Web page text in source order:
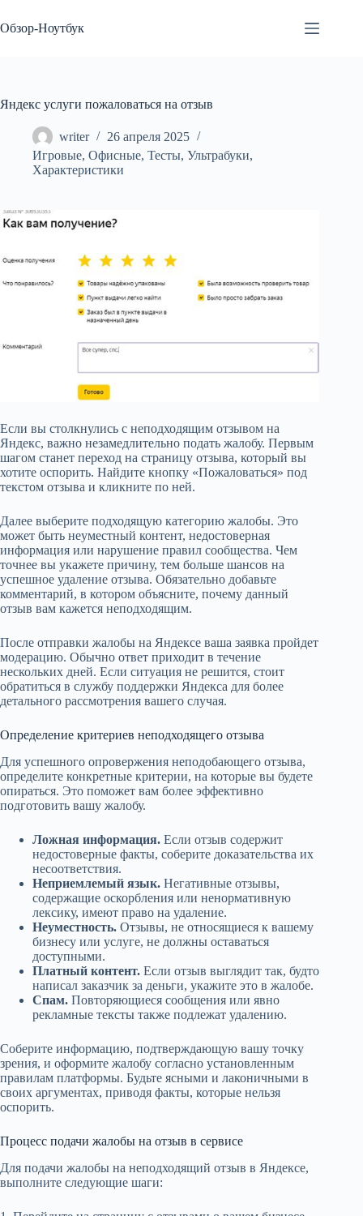
к
сути
Обзор-Ноутбук
Яндекс услуги пожаловаться на отзыв
writer
26 апреля 2025
Игровые, Офисные, Тесты, Ультрабуки,
Характеристики
Если вы столкнулись с неподходящим отзывом на
Яндекс, важно незамедлительно подать жалобу. Первым
шагом станет переход на страницу отзыва, который вы
хотите оспорить. Найдите кнопку «Пожаловаться» под
текстом отзыва и кликните по ней.
Далее выберите подходящую категорию жалобы. Это
может быть неуместный контент, недостоверная
информация или нарушение правил сообщества. Чем
точнее вы укажете причину, тем больше шансов на
успешное удаление отзыва. Обязательно добавьте
комментарий, в котором объясните, почему данный
отзыв вам кажется неподходящим.
После отправки жалобы на Яндексе ваша заявка пройдет
модерацию. Обычно ответ приходит в течение
нескольких дней. Если ситуация не решится, стоит
обратиться в службу поддержки Яндекса для более
детального рассмотрения вашего случая.
Определение критериев неподходящего отзыва
Для успешного опровержения неподобающего отзыва,
определите конкретные критерии, на которые вы будете
опираться. Это поможет вам более эффективно
подготовить вашу жалобу.
Ложная информация. Если отзыв содержит
недостоверные факты, соберите доказательства их
несоответствия.
Неприемлемый язык. Негативные отзывы,
содержащие оскорбления или ненормативную
лексику, имеют право на удаление.
Неуместность. Отзывы, не относящиеся к вашему
бизнесу или услуге, не должны оставаться
доступными.
Платный контент. Если отзыв выглядит так, будто
написал заказчик за деньги, укажите это в жалобе.
Спам. Повторяющиеся сообщения или явно
рекламные тексты также подлежат удалению.
Соберите информацию, подтверждающую вашу точку
зрения, и оформите жалобу согласно установленным
правилам платформы. Будьте ясными и лаконичными в
своих аргументах, приводя факты, которые нельзя
оспорить.
Процесс подачи жалобы на отзыв в сервисе
Для подачи жалобы на неподходящий отзыв в Яндексе,
выполните следующие шаги: